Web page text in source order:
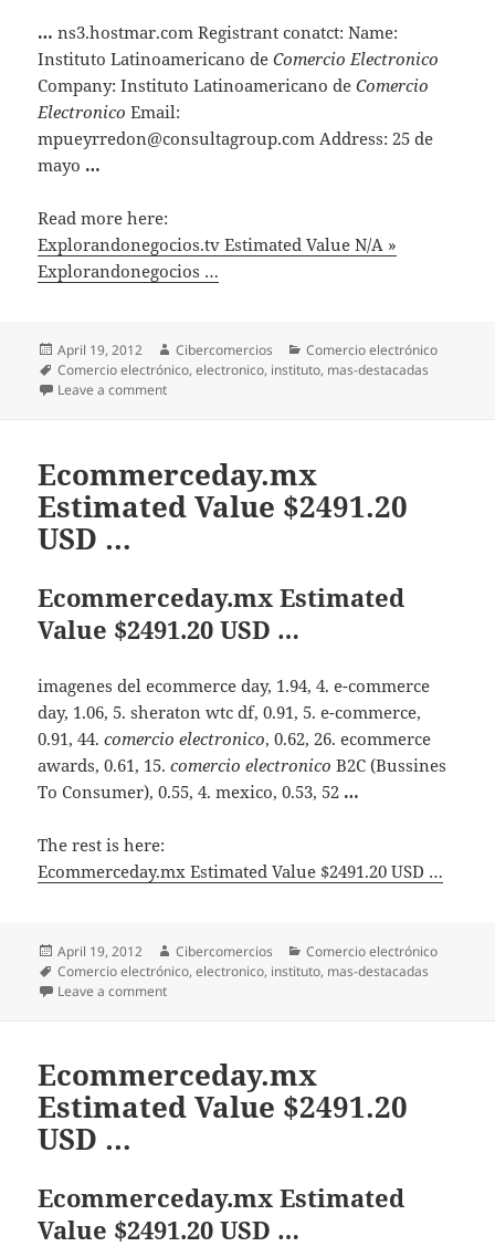
… ns3.hostmar.com Registrant conatct: Name:
Instituto Latinoamericano deComercio Electronico
Company: Instituto Latinoamericano deComercio
Electronico Email:
mpueyrredon@consultagroup.com Address: 25 de
mayo …
Read more here:
Explorandonegocios.tv Estimated Value N/A »
Explorandonegocios …
Posted
on
April 19, 2012 Author
Cibercomercios Categories
Comercio electrónico
Tags
Comercio electrónico,electronico, instituto, mas-destacadas
Leave a comment
Ecommerceday.mx
Estimated Value $2491.20
USD …
Ecommerceday.mx Estimated
Value $2491.20 USD …
imagenes del ecommerce day, 1.94, 4. e-commerce
day, 1.06, 5. sheraton wtc df, 0.91, 5. e-commerce,
0.91, 44.comercio electronico, 0.62, 26. ecommerce
awards, 0.61, 15.comercio electronico B2C (Bussines
To Consumer), 0.55, 4. mexico, 0.53, 52 …
The rest is here:
Ecommerceday.mx Estimated Value $2491.20 USD …
Posted
on
April 19, 2012 Author
Cibercomercios Categories
Comercio electrónico
Tags
Comercio electrónico,electronico, instituto, mas-destacadas
Leave a comment
Ecommerceday.mx
Estimated Value $2491.20
USD …
Ecommerceday.mx Estimated
Value $2491.20 USD …